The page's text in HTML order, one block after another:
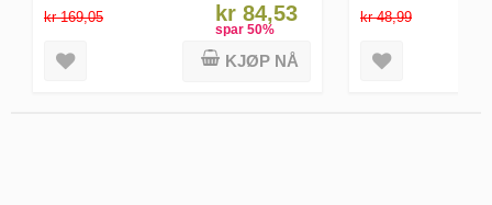
kr 48,99 kr 44,09
spar11%
KJØP NÅ
kr 859,05